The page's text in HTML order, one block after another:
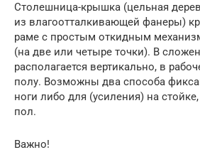
Столешница-крышка (цельная
из влагоотталкивающей фанеры)
раме с простым откидным
(на две или четыре точки). В
располагается вертикально, в
полу. Возможны два способа
ноги либо для (усиления) на
пол.
Важно!